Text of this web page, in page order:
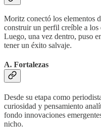
Moritz conectó los elementos
construir un perfil creíble a los
Luego, una vez dentro, puso
tener un éxito salvaje.
A. Fortalezas
Desde su etapa como
curiosidad y pensamiento
fondo innovaciones
nicho.